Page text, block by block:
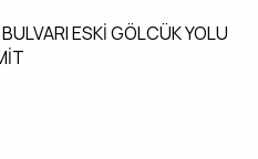
ESKİ GÖLCÜK YOLU